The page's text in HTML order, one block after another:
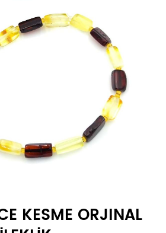
KESME ORJINAL